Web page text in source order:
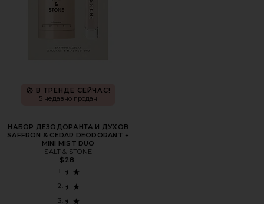
В ТРЕНДЕ СЕЙЧАС!
5 недавно продан
НАБОР ДЕЗОДОРАНТА И ДУХОВ
SAFFRON & CEDAR DEODORANT +
MINI MIST DUO
SALT & STONE
$28